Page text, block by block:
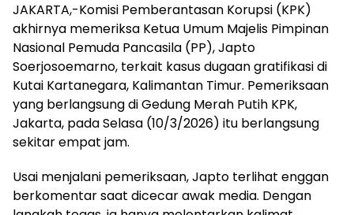
JAKARTA,-Komisi Pemberantasan Korupsi (KPK)
akhirnya memeriksa Ketua Umum Majelis Pimpinan
Nasional Pemuda Pancasila (PP), Japto
Soerjosoemarno, terkait kasus dugaan gratifikasi di
Kutai Kartanegara, Kalimantan Timur. Pemeriksaan
yang berlangsung di Gedung Merah Putih KPK,
Jakarta, pada Selasa (10/3/2026) itu berlangsung
sekitar empat jam.
Usai menjalani pemeriksaan, Japto terlihat enggan
berkomentar saat dicecar awak media. Dengan